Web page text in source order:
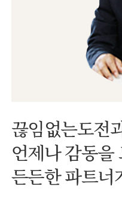
끊임없는도전
언제나 감동을
든든한 파트너